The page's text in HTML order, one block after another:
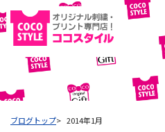
ブログトップ 2014年1月